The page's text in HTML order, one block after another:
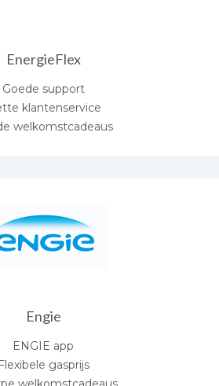
EnergieFlex
Goede support
klantenservice
welkomstcadeaus
Engie
ENGIE app
Flexibele gasprijs